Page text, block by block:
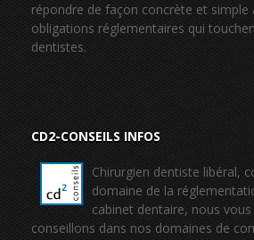
répondre de façon concrète et simple
obligations réglementaires qui
dentistes.
CD2-CONSEILS INFOS
Chirurgien dentiste libéral,
domaine de la
cabinet dentaire, nous
conseillons dans nos domaines de